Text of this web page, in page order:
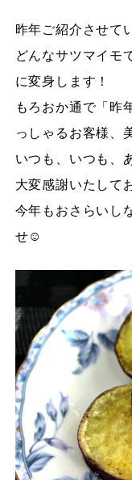
昨年ご紹介させて
どんなサツマイモ
に変身します！
もろおか通で「昨
っしゃるお客様、
いつも、いつも、
大変感謝いたして
今年もおさらいし
せ☺